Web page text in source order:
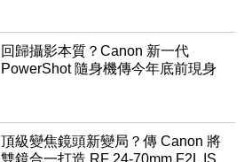
回歸攝影本質？Canon 新一代
PowerShot 隨身機傳今年底前現身
頂級變焦鏡頭新變局？傳 Canon 將